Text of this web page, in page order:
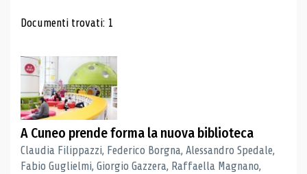
Risultati di ricerca
Documenti trovati: 1
A Cuneo prende forma la nuova biblioteca
Claudia Filippazzi, Federico Borgna, Alessandro Spedale,
Fabio Guglielmi, Giorgio Gazzera, Raffaella Magnano,